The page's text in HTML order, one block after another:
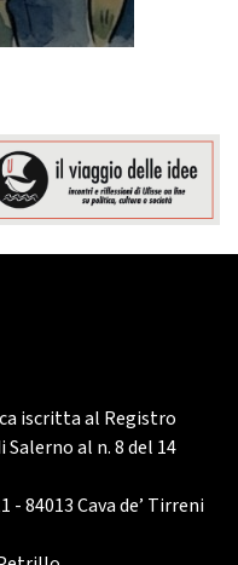
iscritta al Registro
al n. 8 del 14
- 84013 Cava de’ Tirreni